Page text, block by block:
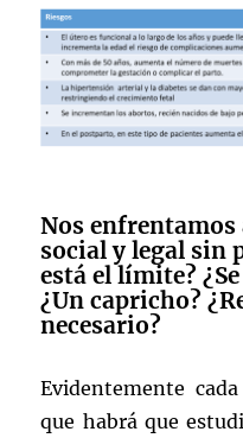
Nos
social y legal sin
está el límite?
¿Un capricho?
necesario?
Evidentemente
que habrá que